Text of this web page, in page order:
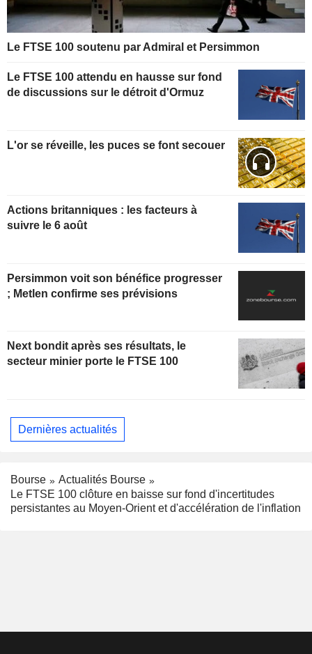
Le FTSE 100 soutenu par Admiral et Persimmon
Le FTSE 100 attendu en hausse sur fond
de discussions sur le détroit d'Ormuz
L'or se réveille, les puces se font secouer
Actions britanniques : les facteurs à
suivre le 6 août
Persimmon voit son bénéfice progresser
; Metlen confirme ses prévisions
Next bondit après ses résultats, le
secteur minier porte le FTSE 100
Dernières actualités
Bourse
Actualités Bourse
Le FTSE 100 clôture en baisse sur fond d'incertitudes
persistantes au Moyen-Orient et d'accélération de l'inflation